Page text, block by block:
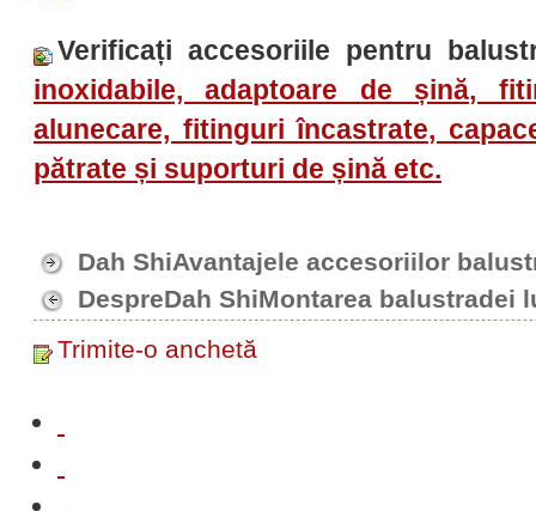
Verificați accesoriile pentru
inoxidabile, adaptoare de șină,
alunecare, fitinguri încastrate,
pătrate și suporturi de șină etc.
Dah ShiAvantajele accesoriilor
DespreDah ShiMontarea balustradei
Trimite-o anchetă